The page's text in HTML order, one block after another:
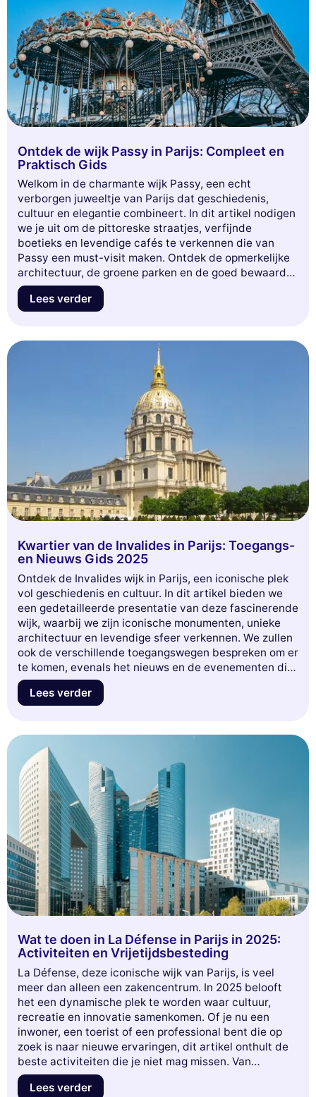
Ontdek de wijk Passy in Parijs: Compleet en
Praktisch Gids
Welkom in de charmante wijk Passy, een echt
verborgen juweeltje van Parijs dat geschiedenis,
cultuur en elegantie combineert. In dit artikel nodigen
we je uit om de pittoreske straatjes, verfijnde
boetieks en levendige cafés te verkennen die van
Passy een must-visit maken. Ontdek de opmerkelijke
architectuur, de groene parken en de goed bewaarde
geheimen van deze wijk die zijn ziel heeft weten te
behouden terwijl het zich aan de moderniteit heeft
ontdekkingen, onze complete gids geeft je alle
sleutels om Passy ten volle te waarderen. Bereid je
voor om betoverd te worden door de unieke sfeer en
de onverwachte schatten!
Lees verder
Kwartier van de Invalides in Parijs: Toegangs-
en Nieuws Gids 2025
Ontdek de Invalides wijk in Parijs, een iconische plek
vol geschiedenis en cultuur. In dit artikel bieden we
een gedetailleerde presentatie van deze fascinerende
wijk, waarbij we zijn iconische monumenten, unieke
architectuur en levendige sfeer verkennen. We zullen
ook de verschillende toegangswegen bespreken om er
te komen, evenals het nieuws en de evenementen die
gepland staan voor 2025, die van uw bezoek een
onvergetelijke ervaring zullen maken. Mis deze kans
Lees verder
Wat te doen in La Défense in Parijs in 2025:
Activiteiten en Vrijetijdsbesteding
La Défense, deze iconische wijk van Parijs, is veel
meer dan alleen een zakencentrum. In 2025 belooft
het een dynamische plek te worden waar cultuur,
recreatie en innovatie samenkomen. Of je nu een
inwoner, een toerist of een professional bent die op
zoek is naar nieuwe ervaringen, dit artikel onthult de
beste activiteiten die je niet mag missen. Van
culturele evenementen tot groene ruimtes, en unieke
uitgaansgelegenheden, bereid je voor om een
Lees verder